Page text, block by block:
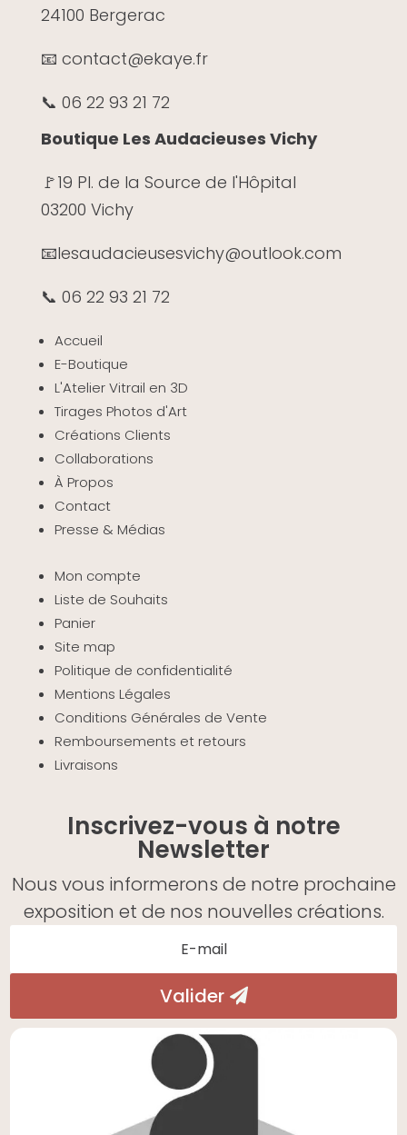
24100 Bergerac
📧 contact@ekaye.fr
📞 06 22 93 21 72
Boutique Les Audacieuses Vichy
🚩19 Pl. de la Source de l'Hôpital
03200 Vichy
📧lesaudacieusesvichy@outlook.com
📞 06 22 93 21 72
Accueil
E-Boutique
L'Atelier Vitrail en 3D
Tirages Photos d'Art
Créations Clients
Collaborations
À Propos
Contact
Presse & Médias
Mon compte
Liste de Souhaits
Panier
Site map
Politique de confidentialité
Mentions Légales
Conditions Générales de Vente
Remboursements et retours
Livraisons
Inscrivez-vous à notre
Newsletter
Nous vous informerons de notre prochaine
exposition et de nos nouvelles créations.
Valider